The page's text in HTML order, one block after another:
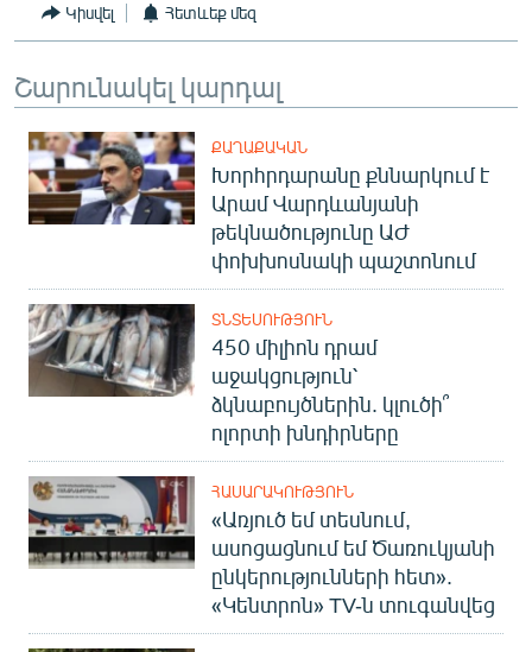
Կիսվել Հետևեք մեզ
Շարունակել կարդալ
ՔԱՂԱՔԱԿԱՆ
Խորհրդարանը քննարկում է
Արամ Վարդևանյանի
թեկնածությունը ԱԺ
փոխխոսնակի պաշտոնում
ՏՆՏԵՍՈՒԹՅՈՒՆ
450 միլիոն դրամ
աջակցություն՝
ձկնաբույծներին. կլուծի՞
ոլորտի խնդիրները
ՀԱՍԱՐԱԿՈՒԹՅՈՒՆ
«Առյուծ եմ տեսնում,
ասոցացնում եմ Ծառուկյանի
ընկերությունների հետ».
«Կենտրոն» TV-ն տուգանվեց